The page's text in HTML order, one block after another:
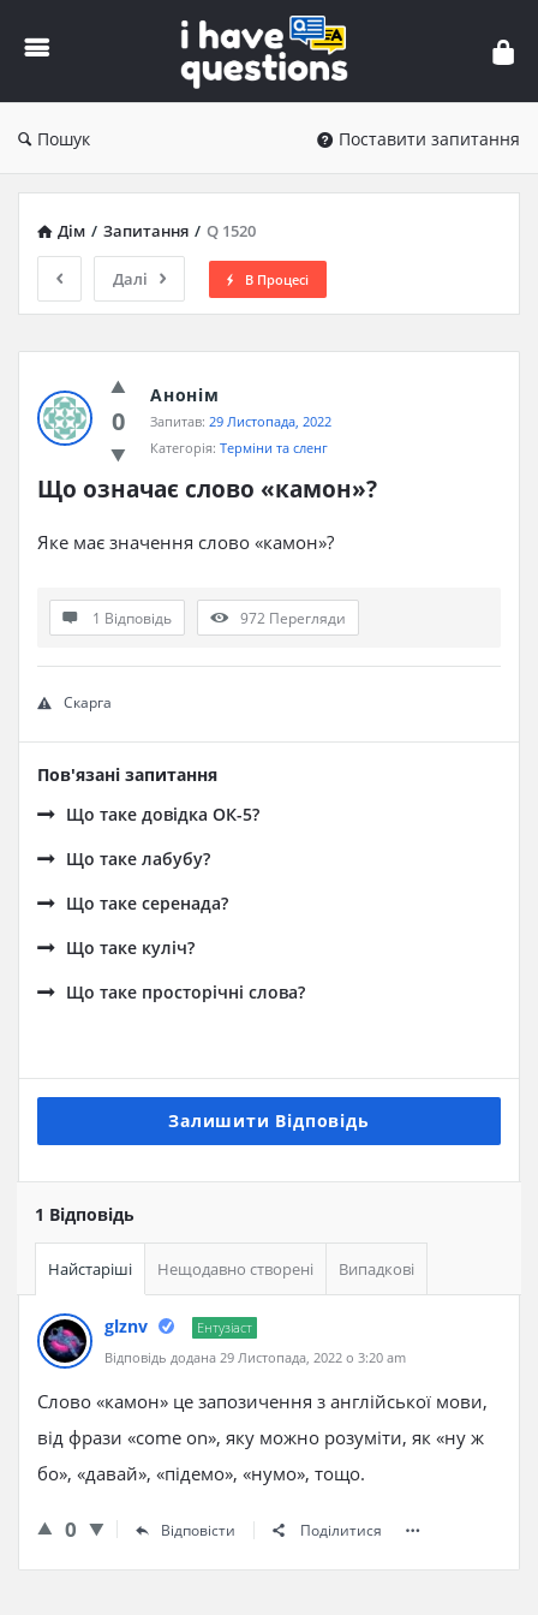
iHaveQuestions
Пошук Поставити запитання
Дім / Запитання / Q 1520
Далі В Процесі
0
Анонім
Запитав: 29 Листопада, 2022
Категорія: Терміни та сленг
Що означає слово «камон»?
Яке має значення слово «камон»?
1 Відповідь 972 Перегляди
Скарга
Пов'язані запитання
Що таке довідка ОК-5?
Що таке лабубу?
Що таке серенада?
Що таке куліч?
Що таке просторічні слова?
Залишити Відповідь
1 Відповідь
Найстаріші Нещодавно створені Випадкові
glznv
Ентузіаст
Відповідь додана 29 Листопада, 2022 о 3:20 am
Слово «камон» це запозичення з англійської мови,
від фрази «come on», яку можно розуміти, як «ну ж
бо», «давай», «підемо», «нумо», тощо.
0 Відповісти Поділитися